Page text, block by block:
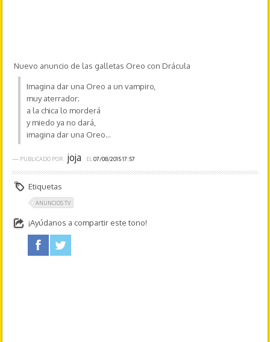
Nuevo anuncio de las galletas Oreo con Drácula
Imagina dar una Oreo a un vampiro,
muy aterrador;
a la chica lo morderá
y miedo ya no dará,
imagina dar una Oreo...
— PUBLICADO POR joja EL07/08/2015 17:57
Etiquetas
ANUNCIOS TV
¡Ayúdanos a compartir este tono!